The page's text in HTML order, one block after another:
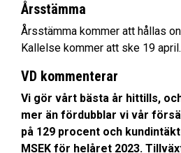
Årsstämma
Årsstämma kommer att hållas
Kallelse kommer att ske 19 april.
VD kommenterar
Vi gör vårt bästa år hittills,
mer än fördubblar vi vår
på 129 procent och
MSEK för helåret 2023.